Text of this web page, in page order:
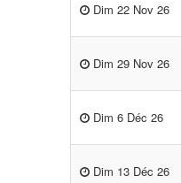
Dim 22 Nov 26
Dim 29 Nov 26
Dim 6 Déc 26
Dim 13 Déc 26